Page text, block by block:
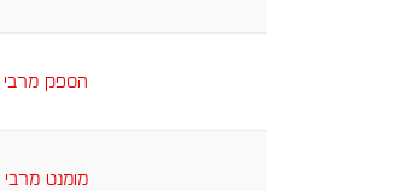
הספק מרבי
מומנט מרבי